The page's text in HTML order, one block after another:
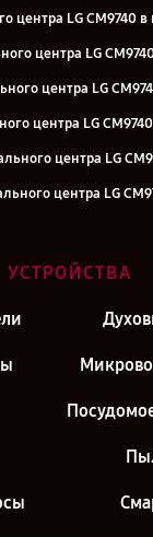
центра LG CM9740
центра LG
центра LG
центра LG
центра LG
центра LG
УСТРОЙСТВА